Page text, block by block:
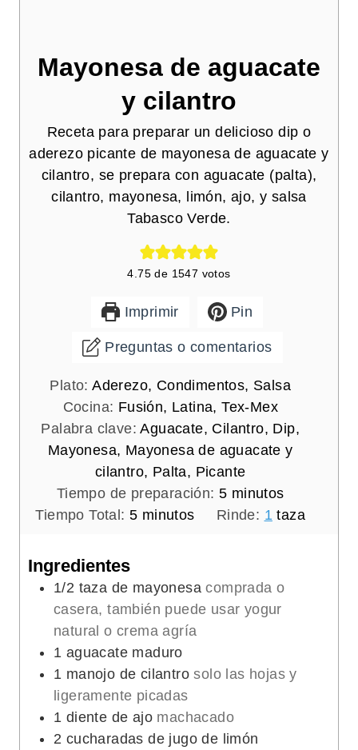
Mayonesa de aguacate
y cilantro
Receta para preparar un delicioso dip o
aderezo picante de mayonesa de aguacate y
cilantro, se prepara con aguacate (palta),
cilantro, mayonesa, limón, ajo, y salsa
Tabasco Verde.
4.75de 1547 votos
Imprimir Pin
Preguntas o comentarios
Plato:Aderezo, Condimentos, Salsa
Cocina: Fusión, Latina, Tex-Mex
Palabra clave:Aguacate, Cilantro, Dip,
Mayonesa, Mayonesa de aguacate y
cilantro, Palta, Picante
Tiempo de preparación: 5m
i
minutos
Tiempo Total:5mminutos Rinde: 1 taza
Ingredientes
1/2 taza de mayonesa comprada o
casera, también puede usar yogur
natural o crema agría
1 aguacate maduro
1 manojo de cilantro solo las hojas y
ligeramente picadas
1 diente de ajo machacado
2 cucharadas de jugo de limón